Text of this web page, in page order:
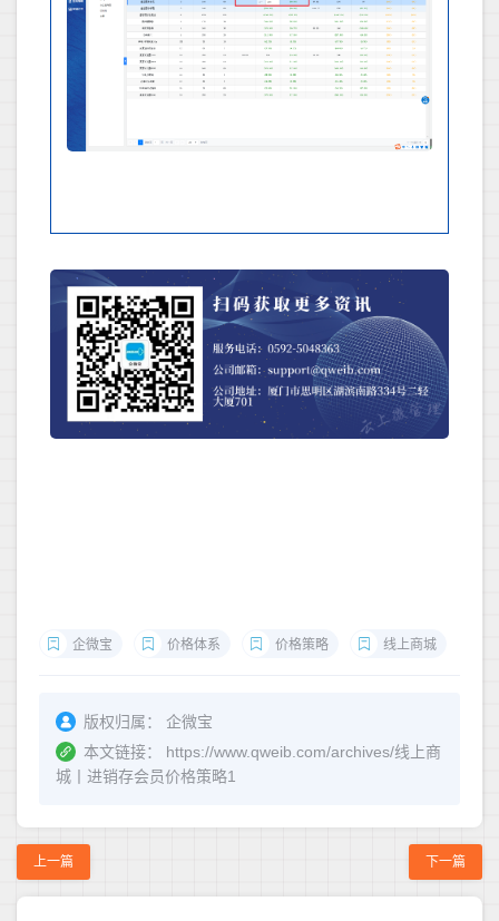
企微宝 价格体系 价格策略 线上商城
版权归属：
企微宝
本文链接：
https://www.qweib.com/archives/线上商
城丨进销存会员价格策略1
上一篇 下一篇